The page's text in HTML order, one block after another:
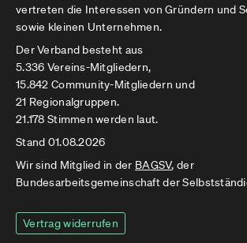
vertreten die Interessen von Gründern und
sowie kleinen Unternehmen.
Der Verband besteht aus
5.336 Vereins-Mitgliedern,
15.842 Community-Mitgliedern und
21 Regionalgruppen.
21.178 Stimmen werden laut.
Stand 01.08.2026
Wir sind Mitglied in der BAGSV, der
Bundesarbeitsgemeinschaft der
Vertrag widerrufen